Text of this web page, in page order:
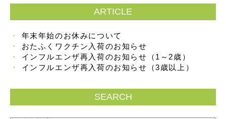
ARTICLE
年末年始のお休みについて
おたふくワクチン入荷のお知らせ
インフルエンザ再入荷のお知らせ（1～2歳）
インフルエンザ再入荷のお知らせ（3歳以上）
SEARCH